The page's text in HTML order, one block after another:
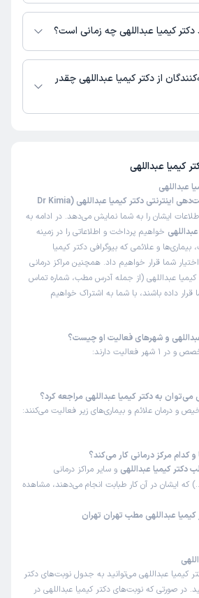
ارائه ویزیت آنلاین توسط دکتر کیمیا عبداللهی در
دقیق‌تر، لطفاً با مطب تماس بگیرید.
دکتر کیمیا عبداللهی چه زمانی است؟
با هماهنگی مطب مشخص می‌شود.
از دکتر کیمیا عبداللهی چقدر
کیمیا عبداللهی
عبداللهی
این صفحه مثل سایت نوبت‌دهی اینترنتی دکتر کیمیا عبداللهی (Dr Kimia
ایشان را به شما نمایش می‌دهد. در ادامه به
خواهیم پرداخت و اطلاعاتی را در زمینه
و علائمی که بیوگرافی دکتر کیمیا
شما قرار خواهیم داد. همچنین مراکز درمانی
عبداللهی (از جمله آدرس مطب، شماره تماس
قرار داده باشند، با شما به اشتراک خواهیم
و شهرهای فعالیت او چیست؟
می‌توان به دکتر کیمیا عبداللهی مراجعه کرد؟
و درمان علائم و بیماری‌های زیر فعالیت می‌کنند:
و کدام مرکز درمانی کار می‌کند؟
دکتر کیمیا عبداللهی و سایر مراکز درمانی
که ایشان در آن کار طبابت انجام می‌دهند، مشاهده
کیمیا عبداللهی مطب تهران تهران
کیمیا عبداللهی می‌توانید به جدول نوبت‌های دکتر
صورتی که نوبت‌های دکتر کیمیا عبداللهی در